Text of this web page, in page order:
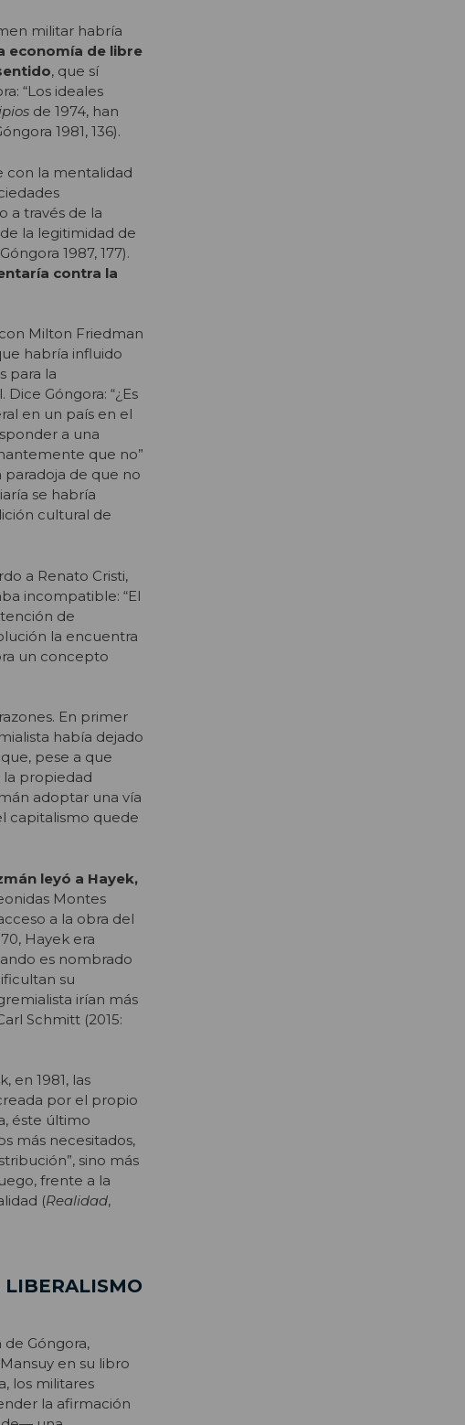
militar habría
economía de libre
, que sí
“Los ideales
de 1974, han
1981, 136).
con la mentalidad
a través de la
la legitimidad de
1987, 177).
contra la
Milton Friedman
habría influido
para la
Góngora: “¿Es
en un país en el
a una
que no”
paradoja de que no
se habría
cultural de
a Renato Cristi,
incompatible: “El
de
la encuentra
un concepto
En primer
había dejado
pese a que
la propiedad
adoptar una vía
capitalismo quede
leyó a Hayek,
Montes
a la obra del
Hayek era
es nombrado
su
irían más
Schmitt (2015:
en 1981, las
por el propio
éste último
más necesitados,
sino más
frente a la
(Realidad,
LIBERALISMO
Góngora,
en su libro
los militares
la afirmación